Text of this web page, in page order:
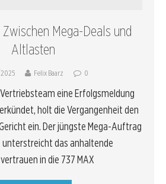
Mega-Deals und
Altlasten
Felix Baarz 0
eine Erfolgsmeldung
holt die Vergangenheit den
ein. Der jüngste Mega-Auftrag
unterstreicht das anhaltende
in die 737 MAX